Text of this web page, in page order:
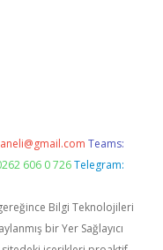
Teams:
606 0 726 Telegram:
Bilgi Teknolojileri
bir Yer Sağlayıcı